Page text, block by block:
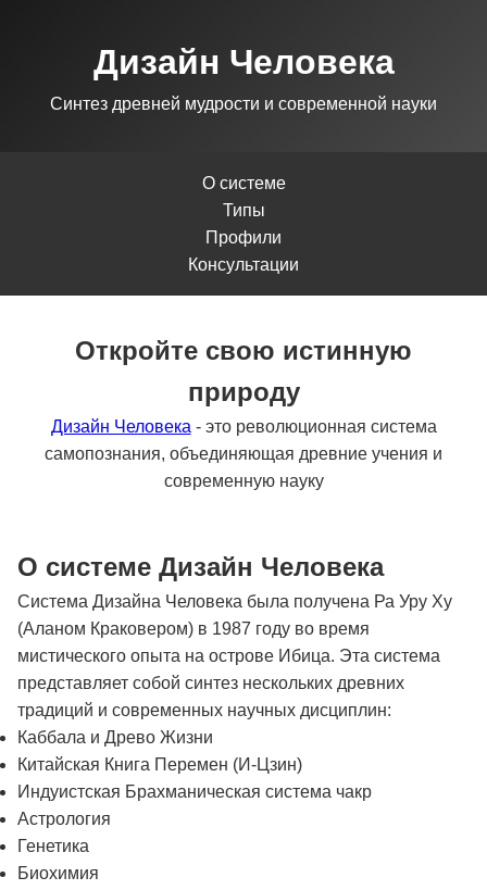
Дизайн Человека
Синтез древней мудрости и современной науки
О системе
Типы
Профили
Консультации
Откройте свою истинную
природу
Дизайн Человека - это революционная система
самопознания, объединяющая древние учения и
современную науку
О системе Дизайн Человека
Система Дизайна Человека была получена Ра Уру Ху
(Аланом Краковером) в 1987 году во время
мистического опыта на острове Ибица. Эта система
представляет собой синтез нескольких древних
традиций и современных научных дисциплин:
Каббала и Древо Жизни
Китайская Книга Перемен (И-Цзин)
Индуистская Брахманическая система чакр
Астрология
Генетика
Биохимия